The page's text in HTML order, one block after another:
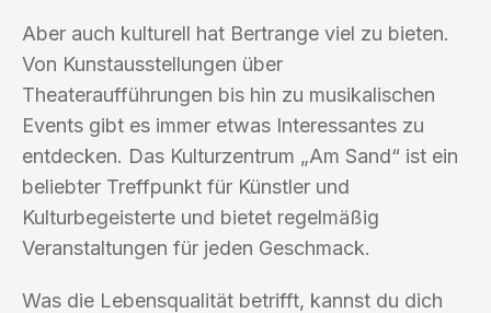
Aber auch kulturell hat Bertrange viel zu bieten.
Von Kunstausstellungen über
Theateraufführungen bis hin zu musikalischen
Events gibt es immer etwas Interessantes zu
entdecken. Das Kulturzentrum „Am Sand“ ist ein
beliebter Treffpunkt für Künstler und
Kulturbegeisterte und bietet regelmäßig
Veranstaltungen für jeden Geschmack.
Was die Lebensqualität betrifft, kannst du dich